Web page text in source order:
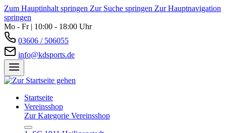
Zum Hauptinhalt springen Zur Suche springen Zur Hauptnavigation
springen
Mo - Fr | 10:00 - 18:00 Uhr
03606 / 506055
info@kdsports.de
Startseite
Vereinsshop
Zur Kategorie Vereinsshop